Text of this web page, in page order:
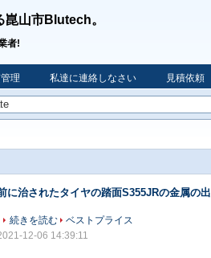
山市Blutech。
者!
理 私達に連絡しなさい 見積依頼
に治されたタイヤの踏面S355JRの金属の
続きを読む
ベストプライス
12-06 14:39:11